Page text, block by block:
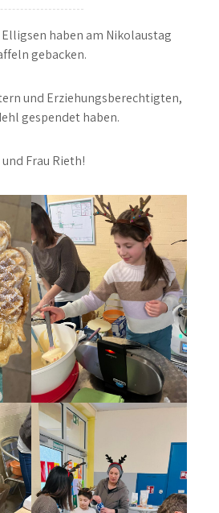
Elligsen haben am Nikolaustag
gebacken.
und Erziehungsberechtigten,
gespendet haben.
Frau Rieth!